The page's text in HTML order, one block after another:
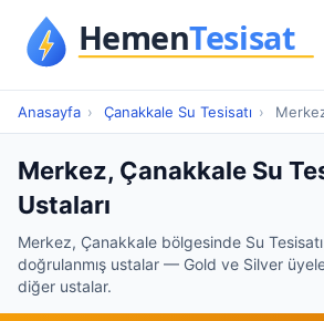
Anasayfa › Çanakkale Su Tesisatı ›
Merkez, Çanakkale Su
Ustaları
Merkez, Çanakkale bölgesinde Su
doğrulanmış ustalar — Gold ve Silver
diğer ustalar.